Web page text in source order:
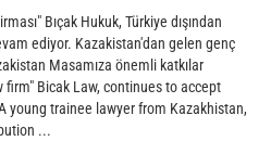
Bıçak Hukuk, Türkiye dışından
ediyor. Kazakistan'dan gelen genç
Masamıza önemli katkılar
firm" Bicak Law, continues to accept
young trainee lawyer from Kazakhistan,
...